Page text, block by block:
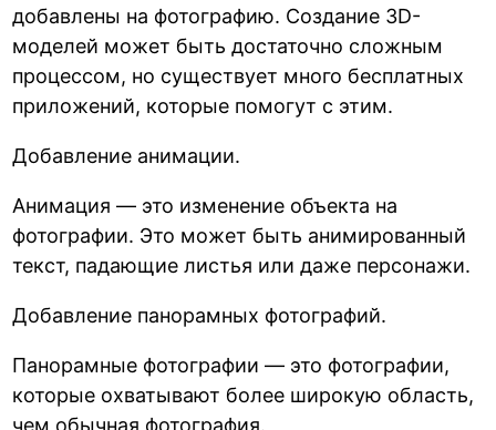
добавлены на фотографию. Создание 3D-
моделей может быть достаточно сложным
процессом, но существует много бесплатных
приложений, которые помогут с этим.
Добавление анимации.
Анимация — это изменение объекта на
фотографии. Это может быть анимированный
текст, падающие листья или даже персонажи.
Добавление панорамных фотографий.
Панорамные фотографии — это фотографии,
которые охватывают более широкую область,
чем обычная фотография.